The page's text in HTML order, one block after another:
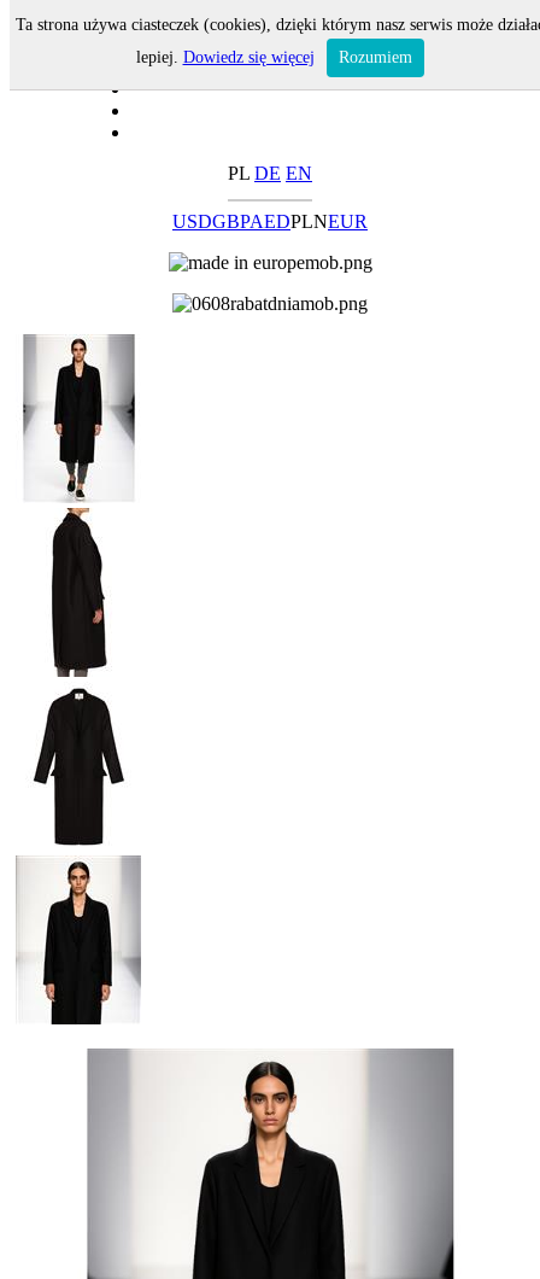
PL DE EN
USDGBPAEDPLNEUR
Ta strona używa ciasteczek (cookies), dzięki którym nasz serwis może
lepiej. Dowiedz się więcej Rozumiem